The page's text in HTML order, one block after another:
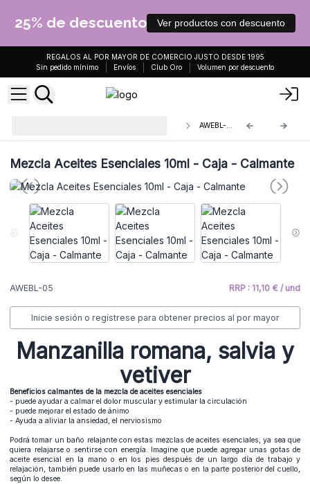
25% de descuento Ver productos con descuento
REGALOS AL POR MAYOR DE COMERCIO JUSTO DESDE 1995
Sin pedido mínimo
Envíos Club Oro Volumen por descuento
AWEBL-05
Mezcla Aceites Esenciales 10ml - Caja - Calmante
AWEBL-05 RRP : 11,10 € / und
Inicie sesión o regístrese para obtener precios al por mayor
Manzanilla romana, salvia y
vetiver
Beneficios calmantes de la mezcla de aceites esenciales
- puede ayudar a calmar el dolor muscular y estimular la circulación
- puede mejorar el estado de ánimo
- Ayuda a aliviar la ansiedad, el nerviosismo
Podrá tomar un baño relajante con estas mezclas de aceites esenciales, ya sea que
quiera relajarse o sentirse con energía. Imagine que puede agregar unas gotas de
aceite esencial en la mano o en los pies después de un largo día de trabajo y
relajación, también puede usarlo en las muñecas o en la parte posterior del cuello,
según lo desee.